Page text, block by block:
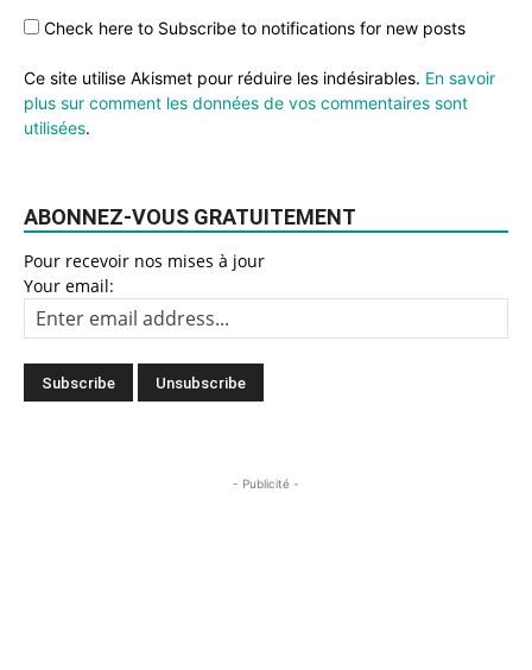
Check here to Subscribe to notifications for new posts
Ce site utilise Akismet pour réduire les indésirables. En savoir
plus sur comment les données de vos commentaires sont
utilisées.
ABONNEZ-VOUS GRATUITEMENT
Pour recevoir nos mises à jour
Your email:
- Publicité -